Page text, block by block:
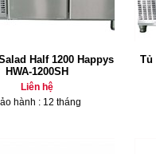
Half 1200 Happys
HWA-1200SH
Liên hệ
hành : 12 tháng
Tủ